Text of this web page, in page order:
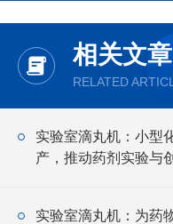
相关文章
RELATED
实验室滴丸机：小型
产，推动药剂实验与
实验室滴丸机：为药